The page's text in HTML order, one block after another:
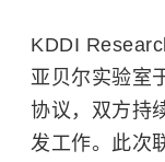
KDDI
亚贝尔实验室
协议，双方持
发工作。此次